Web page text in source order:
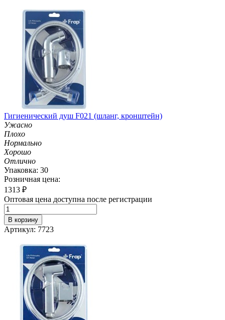
Гигиенический душ F021 (шланг, кронштейн)
Ужасно
Плохо
Нормально
Хорошо
Отлично
Упаковка: 30
Розничная цена:
1313 ₽
Оптовая цена доступна после регистрации
В корзину
Артикул: 7723